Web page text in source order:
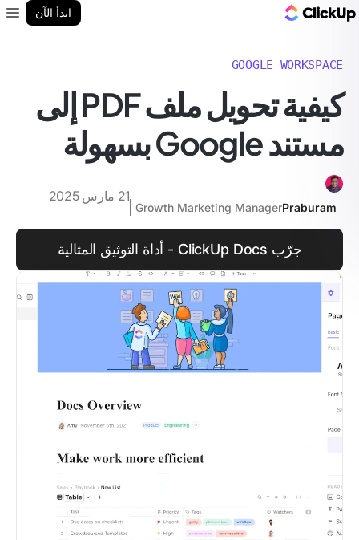
ابدأ الآن
GOOGLE WORKSPACE
كيفية تحويل ملف PDF إلى
مستند Google بسهولة
Praburam
Growth Marketing Manager
21 مارس 2025
جرّب ClickUp Docs - أداة التوثيق المثالية